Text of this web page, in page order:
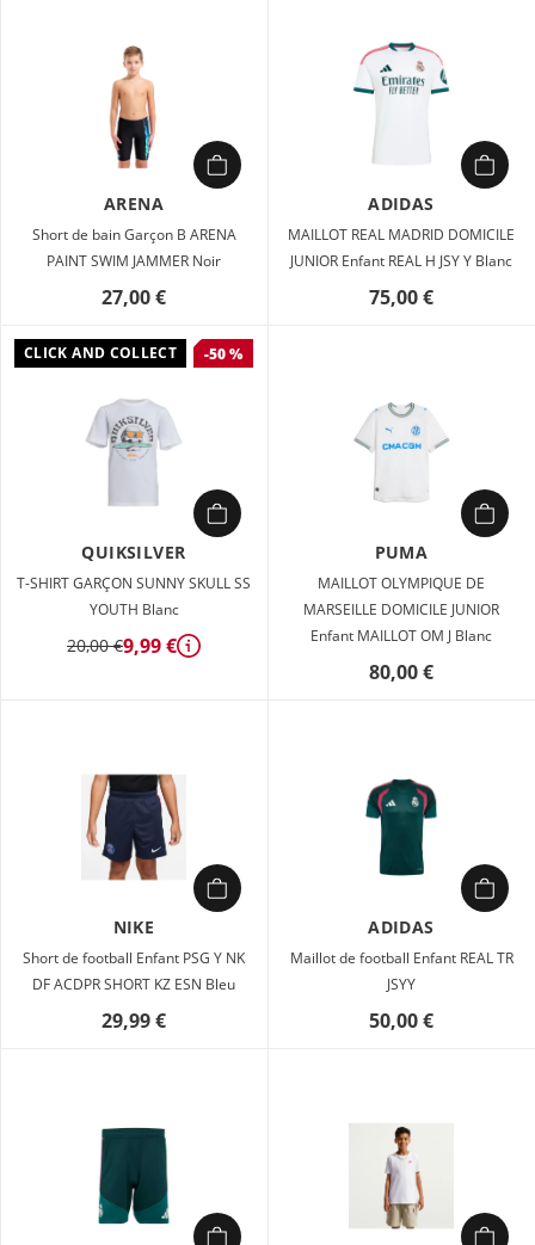
ARENA
Short de bain Garçon B ARENA
PAINT SWIM JAMMER Noir
27,00 €
ADIDAS
MAILLOT REAL MADRID DOMICILE
JUNIOR Enfant REAL H JSY Y Blanc
75,00 €
CLICK AND COLLECT -50 %
QUIKSILVER
T-SHIRT GARÇON SUNNY SKULL SS
YOUTH Blanc
20,00 €9,99 € Détails
PUMA
MAILLOT OLYMPIQUE DE
MARSEILLE DOMICILE JUNIOR
Enfant MAILLOT OM J Blanc
80,00 €
NIKE
Short de football Enfant PSG Y NK
DF ACDPR SHORT KZ ESN Bleu
29,99 €
ADIDAS
Maillot de football Enfant REAL TR
JSYY
50,00 €